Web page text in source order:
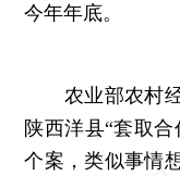
今年年底。
农业部农村经
陕西洋县“套取
个案，类似事情